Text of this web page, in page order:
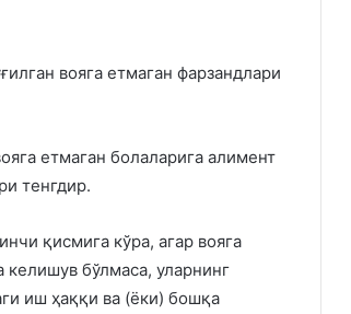
вояга етмаган фарзандлари
етмаган болаларига алимент
тенгдир.
қисмига кўра, агар вояга
келишув бўлмаса, уларнинг
иш ҳаққи ва (ёки) бошқа